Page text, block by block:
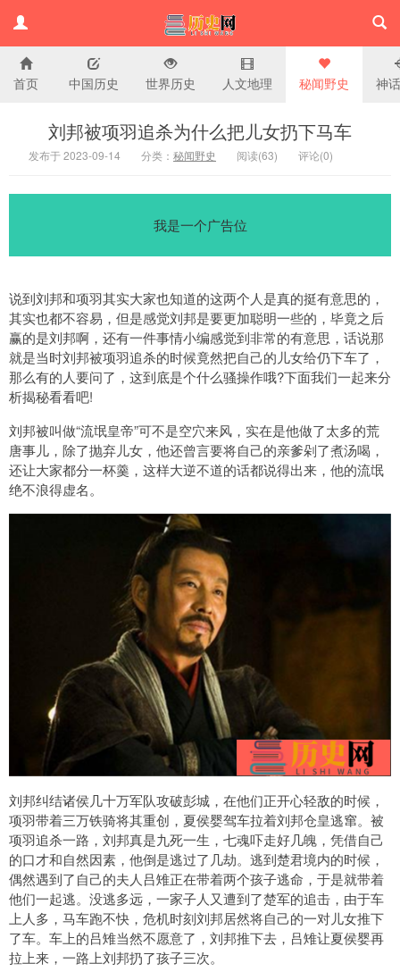
历史百科网
首页 中国历史 世界历史 人文地理 秘闻野史 神
刘邦被项羽追杀为什么把儿女扔下马车
发布于 2023-09-14 分类： 秘闻野史 阅读(63) 评论(0)
我是一个广告位
说到刘邦和项羽其实大家也知道的这两个人是真的挺有意思的，
其实也都不容易，但是感觉刘邦是要更加聪明一些的，毕竟之后
赢的是刘邦啊，还有一件事情小编感觉到非常的有意思，话说那
就是当时刘邦被项羽追杀的时候竟然把自己的儿女给仍下车了，
那么有的人要问了，这到底是个什么骚操作哦?下面我们一起来分
析揭秘看看吧!
刘邦被叫做“流氓皇帝”可不是空穴来风，实在是他做了太多的荒
唐事儿，除了抛弃儿女，他还曾言要将自己的亲爹剁了煮汤喝，
还让大家都分一杯羹，这样大逆不道的话都说得出来，他的流氓
绝不浪得虚名。
刘邦纠结诸侯几十万军队攻破彭城，在他们正开心轻敌的时候，
项羽带着三万铁骑将其重创，夏侯婴驾车拉着刘邦仓皇逃窜。被
项羽追杀一路，刘邦真是九死一生，七魂吓走好几魄，凭借自己
的口才和自然因素，他倒是逃过了几劫。逃到楚君境内的时候，
偶然遇到了自己的夫人吕雉正在带着两个孩子逃命，于是就带着
他们一起逃。没逃多远，一家子人又遭到了楚军的追击，由于车
上人多，马车跑不快，危机时刻刘邦居然将自己的一对儿女推下
了车。车上的吕雉当然不愿意了，刘邦推下去，吕雉让夏侯婴再
拉上来，一路上刘邦扔了孩子三次。